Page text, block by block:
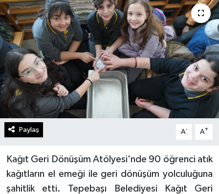
Paylaş A- A+
Kağıt Geri Dönüşüm Atölyesi'nde 90 öğrenci atık
kağıtların el emeği ile geri dönüşüm yolculuğuna
şahitlik etti. Tepebaşı Belediyesi Kağıt Geri
Gündem
Kültür Sanat
Magazin
Politika
Sağlık
Spor
Teknoloji